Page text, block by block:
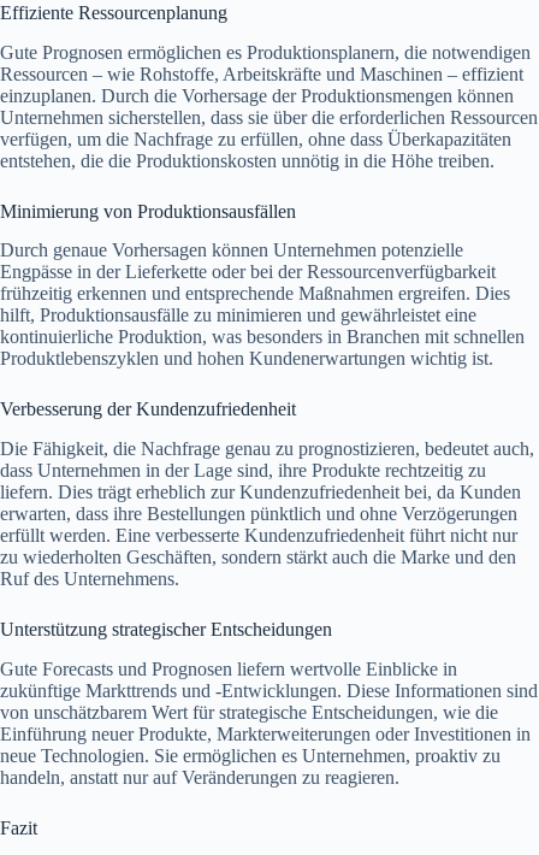
Effiziente Ressourcenplanung
Gute Prognosen ermöglichen es Produktionsplanern, die notwendigen
Ressourcen – wie Rohstoffe, Arbeitskräfte und Maschinen – effizient
einzuplanen. Durch die Vorhersage der Produktionsmengen können
Unternehmen sicherstellen, dass sie über die erforderlichen Ressourcen
verfügen, um die Nachfrage zu erfüllen, ohne dass Überkapazitäten
entstehen, die die Produktionskosten unnötig in die Höhe treiben.
Minimierung von Produktionsausfällen
Durch genaue Vorhersagen können Unternehmen potenzielle
Engpässe in der Lieferkette oder bei der Ressourcenverfügbarkeit
frühzeitig erkennen und entsprechende Maßnahmen ergreifen. Dies
hilft, Produktionsausfälle zu minimieren und gewährleistet eine
kontinuierliche Produktion, was besonders in Branchen mit schnellen
Produktlebenszyklen und hohen Kundenerwartungen wichtig ist.
Verbesserung der Kundenzufriedenheit
Die Fähigkeit, die Nachfrage genau zu prognostizieren, bedeutet auch,
dass Unternehmen in der Lage sind, ihre Produkte rechtzeitig zu
liefern. Dies trägt erheblich zur Kundenzufriedenheit bei, da Kunden
erwarten, dass ihre Bestellungen pünktlich und ohne Verzögerungen
erfüllt werden. Eine verbesserte Kundenzufriedenheit führt nicht nur
zu wiederholten Geschäften, sondern stärkt auch die Marke und den
Ruf des Unternehmens.
Unterstützung strategischer Entscheidungen
Gute Forecasts und Prognosen liefern wertvolle Einblicke in
zukünftige Markttrends und -Entwicklungen. Diese Informationen sind
von unschätzbarem Wert für strategische Entscheidungen, wie die
Einführung neuer Produkte, Markterweiterungen oder Investitionen in
neue Technologien. Sie ermöglichen es Unternehmen, proaktiv zu
handeln, anstatt nur auf Veränderungen zu reagieren.
Fazit